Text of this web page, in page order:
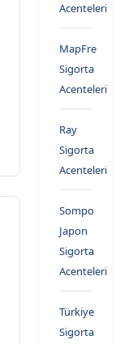
Acenteleri
MapFre
Sigorta
Acenteleri
Ray
Sigorta
Acenteleri
Sompo
Japon
Sigorta
Acenteleri
Türkiye
Sigorta